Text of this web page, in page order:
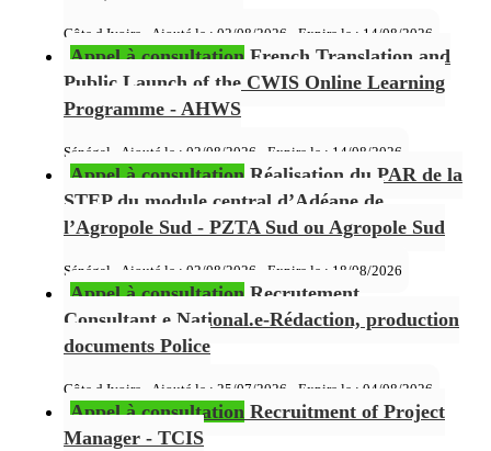
Côte d Ivoire - Ajouté le : 02/08/2026 - Expire le : 14/08/2026
Appel à consultation French Translation and
Public Launch of the CWIS Online Learning
Programme - AHWS
Sénégal - Ajouté le : 02/08/2026 - Expire le : 14/08/2026
Appel à consultation Réalisation du PAR de la
STEP du module central d’Adéane de
l’Agropole Sud - PZTA Sud ou Agropole Sud
Sénégal - Ajouté le : 02/08/2026 - Expire le : 18/08/2026
Appel à consultation Recrutement
Consultant.e National.e-Rédaction, production
documents Police
Côte d Ivoire - Ajouté le : 25/07/2026 - Expire le : 04/08/2026
Appel à consultation Recruitment of Project
Manager - TCIS